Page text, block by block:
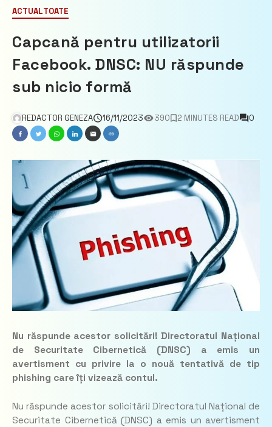
ACTUALTOATE
Capcană pentru utilizatorii
Facebook. DNSC: NU răspunde
sub nicio formă
REDACTOR GENEZA 16/11/2023 390 2 MINUTES READ 0
Nu răspunde acestor solicitări! Directoratul Național
de Securitate Cibernetică (DNSC) a emis un
avertisment cu privire la o nouă tentativă de tip
phishing care îți vizează contul.
Nu răspunde acestor solicitări! Directoratul Național de
Securitate Cibernetică (DNSC) a emis un avertisment